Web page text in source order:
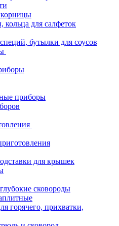
для салфеток
бутылки для соусов
приборы
для крышек
сковороды
горячего, прихватки,